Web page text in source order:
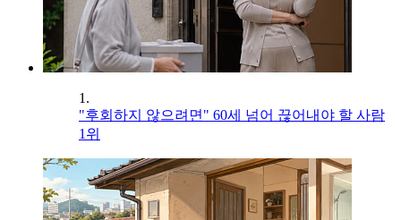
1.
"후회하지 않으려면" 60세 넘어 끊어내야 할 사람
1위